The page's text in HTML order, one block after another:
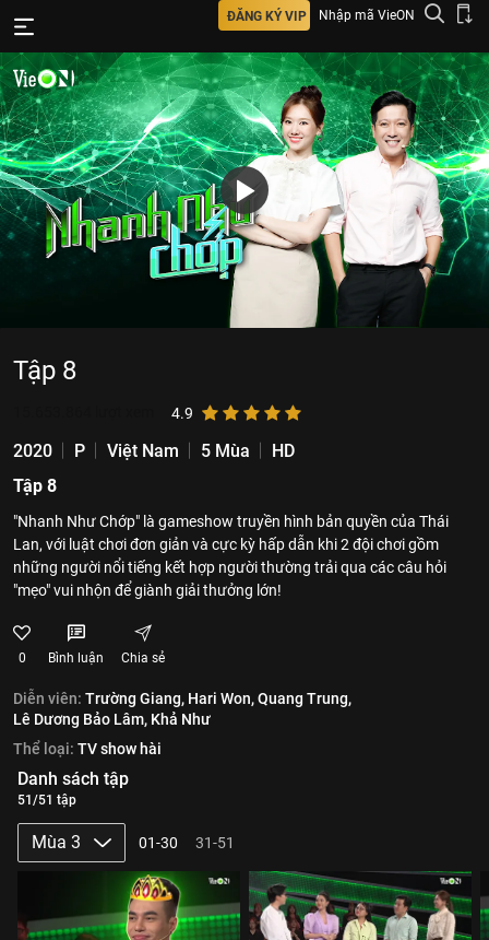
ĐĂNG KÝ VIP Nhập mã VieON
Tập 8
4.9
2020 P Việt Nam 5 Mùa
HD
Tập 8
"Nhanh Như Chớp" là gameshow truyền hình bản quyền của Thái
Lan, với luật chơi đơn giản và cực kỳ hấp dẫn khi 2 đội chơi gồm
những người nổi tiếng kết hợp người thường trải qua các câu hỏi
"mẹo" vui nhộn để giành giải thưởng lớn!
0 Bình luận Chia sẻ
Diễn viên: Trường Giang, Hari Won,Quang Trung,
Lê Dương Bảo Lâm, Khả Như
Thể loại: TV show hài
Danh sách tập
51/51 tập
Mùa 3 01-30 31-51